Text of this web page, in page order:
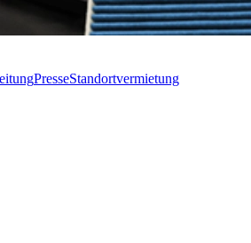
PresseStandortvermietung